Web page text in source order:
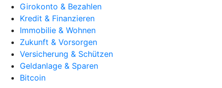
Girokonto & Bezahlen
Kredit & Finanzieren
Immobilie & Wohnen
Zukunft & Vorsorgen
Versicherung & Schützen
Geldanlage & Sparen
Bitcoin